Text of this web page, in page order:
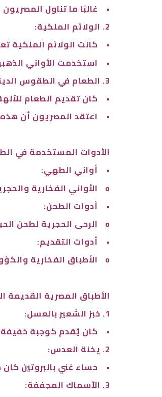
•
غالبًا ما تناول
2. الولائم الملكية:
•
كانت الولائم الملكية
•
استخدمت الأواني
3. الطعام في الطقوس الدينية:
•
كان تقديم الطعام
•
اعتقد المصريون أن
الأدوات المستخدمة في
•
أواني الطهي:
o الأواني الفخارية
•
أدوات الطحن:
o الرحى الحجرية لطحن
•
أدوات التقديم:
o الأطباق الفخارية
الأطباق المصرية القديمة
1. خبز الشعير بالعسل:
•
كان يُقدم كوجبة خفيفة
2. يخنة العدس:
•
حساء غني بالبروتين
3. الأسماك المجففة: